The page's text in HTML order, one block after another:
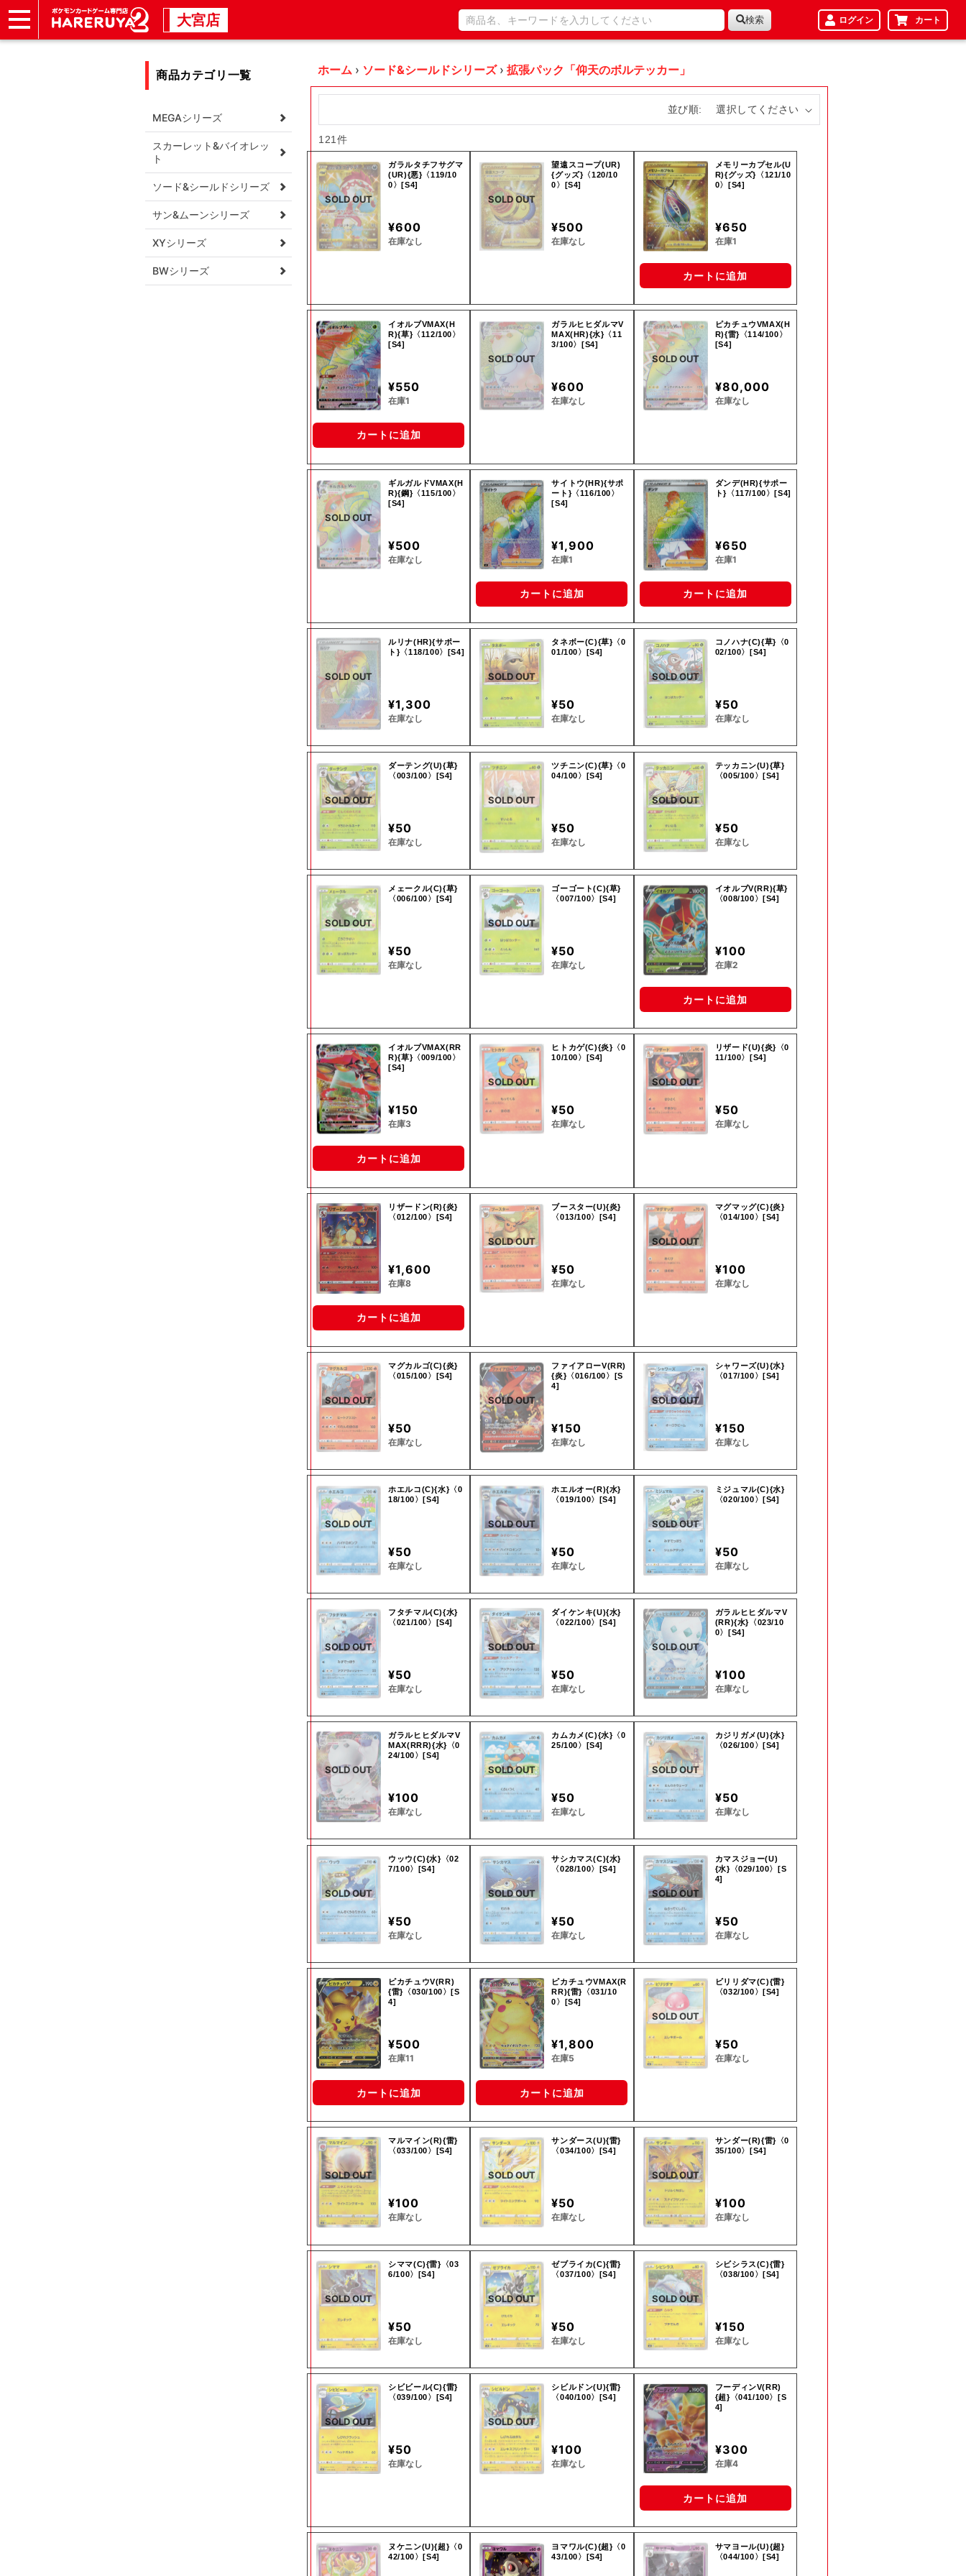
大宮店 検索 ログイン カート
商品カテゴリ一覧
MEGAシリーズ
スカーレット&バイオレッ
ト
ソード&シールドシリーズ
サン&ムーンシリーズ
XYシリーズ
BWシリーズ
ホーム › ソード&シールドシリーズ › 拡張パック「仰天のボルテッカー」
並び順:
121件
SOLD OUT
ガラルタチフサグマ
(UR){悪}〈119/10
0〉[S4]
¥600
在庫なし
SOLD OUT
望遠スコープ(UR)
{グッズ}〈120/10
0〉[S4]
¥500
在庫なし
メモリーカプセル(U
R){グッズ}〈121/10
0〉[S4]
¥650
在庫1
カートに追加
イオルブVMAX(H
R){草}〈112/100〉
[S4]
¥550
在庫1
カートに追加
SOLD OUT
ガラルヒヒダルマV
MAX(HR){水}〈11
3/100〉[S4]
¥600
在庫なし
SOLD OUT
ピカチュウVMAX(H
R){雷}〈114/100〉
[S4]
¥80,000
在庫なし
SOLD OUT
ギルガルドVMAX(H
R){鋼}〈115/100〉
[S4]
¥500
在庫なし
サイトウ(HR){サポ
ート}〈116/100〉
[S4]
¥1,900
在庫1
カートに追加
ダンデ(HR){サポー
ト}〈117/100〉[S4]
¥650
在庫1
カートに追加
SOLD OUT
ルリナ(HR){サポー
ト}〈118/100〉[S4]
¥1,300
在庫なし
SOLD OUT
タネボー(C){草}〈0
01/100〉[S4]
¥50
在庫なし
SOLD OUT
コノハナ(C){草}〈0
02/100〉[S4]
¥50
在庫なし
SOLD OUT
ダーテング(U){草}
〈003/100〉[S4]
¥50
在庫なし
SOLD OUT
ツチニン(C){草}〈0
04/100〉[S4]
¥50
在庫なし
SOLD OUT
テッカニン(U){草}
〈005/100〉[S4]
¥50
在庫なし
SOLD OUT
メェークル(C){草}
〈006/100〉[S4]
¥50
在庫なし
SOLD OUT
ゴーゴート(C){草}
〈007/100〉[S4]
¥50
在庫なし
イオルブV(RR){草}
〈008/100〉[S4]
¥100
在庫2
カートに追加
イオルブVMAX(RR
R){草}〈009/100〉
[S4]
¥150
在庫3
カートに追加
SOLD OUT
ヒトカゲ(C){炎}〈0
10/100〉[S4]
¥50
在庫なし
SOLD OUT
リザード(U){炎}〈0
11/100〉[S4]
¥50
在庫なし
リザードン(R){炎}
〈012/100〉[S4]
¥1,600
在庫8
カートに追加
SOLD OUT
ブースター(U){炎}
〈013/100〉[S4]
¥50
在庫なし
SOLD OUT
マグマッグ(C){炎}
〈014/100〉[S4]
¥100
在庫なし
SOLD OUT
マグカルゴ(C){炎}
〈015/100〉[S4]
¥50
在庫なし
SOLD OUT
ファイアローV(RR)
{炎}〈016/100〉[S
4]
¥150
在庫なし
SOLD OUT
シャワーズ(U){水}
〈017/100〉[S4]
¥150
在庫なし
SOLD OUT
ホエルコ(C){水}〈0
18/100〉[S4]
¥50
在庫なし
SOLD OUT
ホエルオー(R){水}
〈019/100〉[S4]
¥50
在庫なし
SOLD OUT
ミジュマル(C){水}
〈020/100〉[S4]
¥50
在庫なし
SOLD OUT
フタチマル(C){水}
〈021/100〉[S4]
¥50
在庫なし
SOLD OUT
ダイケンキ(U){水}
〈022/100〉[S4]
¥50
在庫なし
SOLD OUT
ガラルヒヒダルマV
(RR){水}〈023/10
0〉[S4]
¥100
在庫なし
SOLD OUT
ガラルヒヒダルマV
MAX(RRR){水}〈0
24/100〉[S4]
¥100
在庫なし
SOLD OUT
カムカメ(C){水}〈0
25/100〉[S4]
¥50
在庫なし
SOLD OUT
カジリガメ(U){水}
〈026/100〉[S4]
¥50
在庫なし
SOLD OUT
ウッウ(C){水}〈02
7/100〉[S4]
¥50
在庫なし
SOLD OUT
サシカマス(C){水}
〈028/100〉[S4]
¥50
在庫なし
SOLD OUT
カマスジョー(U)
{水}〈029/100〉[S
4]
¥50
在庫なし
ピカチュウV(RR)
{雷}〈030/100〉[S
4]
¥500
在庫11
カートに追加
ピカチュウVMAX(R
RR){雷}〈031/10
0〉[S4]
¥1,800
在庫5
カートに追加
SOLD OUT
ビリリダマ(C){雷}
〈032/100〉[S4]
¥50
在庫なし
SOLD OUT
マルマイン(R){雷}
〈033/100〉[S4]
¥100
在庫なし
SOLD OUT
サンダース(U){雷}
〈034/100〉[S4]
¥50
在庫なし
SOLD OUT
サンダー(R){雷}〈0
35/100〉[S4]
¥100
在庫なし
SOLD OUT
シママ(C){雷}〈03
6/100〉[S4]
¥50
在庫なし
SOLD OUT
ゼブライカ(C){雷}
〈037/100〉[S4]
¥50
在庫なし
SOLD OUT
シビシラス(C){雷}
〈038/100〉[S4]
¥150
在庫なし
SOLD OUT
シビビール(C){雷}
〈039/100〉[S4]
¥50
在庫なし
SOLD OUT
シビルドン(U){雷}
〈040/100〉[S4]
¥100
在庫なし
フーディンV(RR)
{超}〈041/100〉[S
4]
¥300
在庫4
カートに追加
ヌケニン(U){超}〈0
42/100〉[S4]
ヨマワル(C){超}〈0
43/100〉[S4]
サマヨール(U){超}
〈044/100〉[S4]